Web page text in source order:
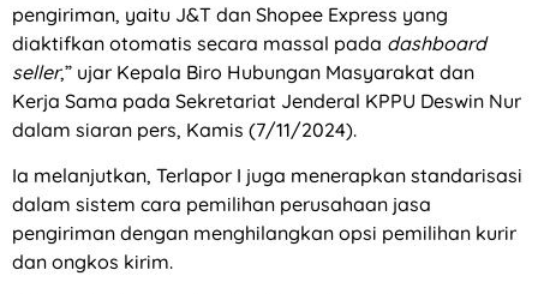
pengiriman, yaitu J&T dan Shopee Express yang
diaktifkan otomatis secara massal pada dashboard
seller,” ujar Kepala Biro Hubungan Masyarakat dan
Kerja Sama pada Sekretariat Jenderal KPPU Deswin Nur
dalam siaran pers, Kamis (7/11/2024).
Ia melanjutkan, Terlapor I juga menerapkan standarisasi
dalam sistem cara pemilihan perusahaan jasa
pengiriman dengan menghilangkan opsi pemilihan kurir
dan ongkos kirim.